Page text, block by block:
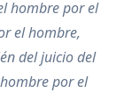
hombre por el
el hombre,
del juicio del
por el